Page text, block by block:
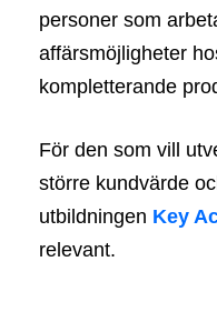
personer som
affärsmöjligheter
kompletterande
För den som vill
större kundvärde
utbildningen Key
relevant.